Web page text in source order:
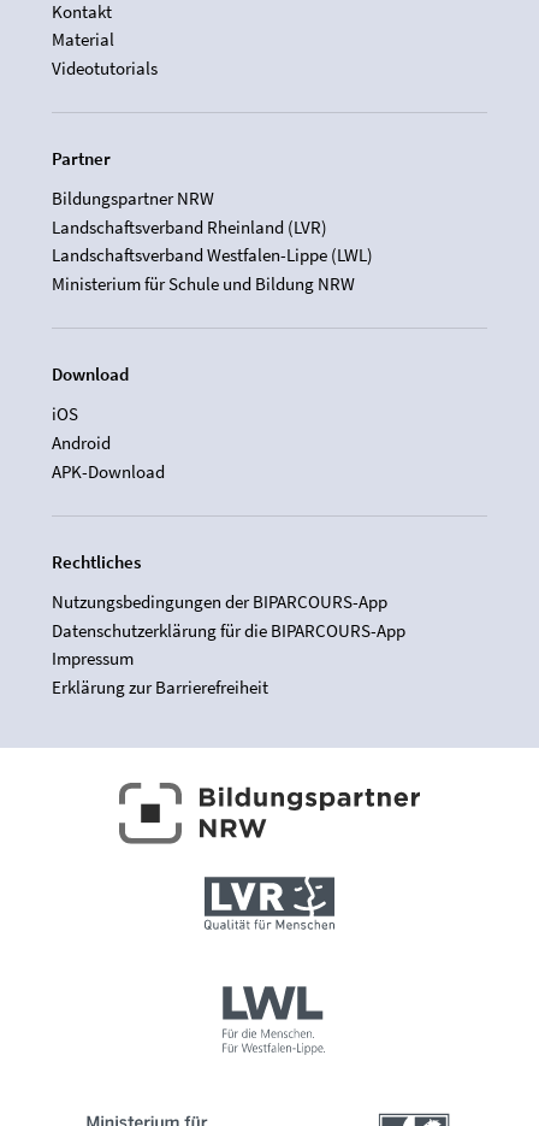
Kontakt
Material
Videotutorials
Partner
Bildungspartner NRW
Landschaftsverband Rheinland (LVR)
Landschaftsverband Westfalen-Lippe (LWL)
Ministerium für Schule und Bildung NRW
Download
iOS
Android
APK-Download
Rechtliches
Nutzungsbedingungen der BIPARCOURS-App
Datenschutzerklärung für die BIPARCOURS-App
Impressum
Erklärung zur Barrierefreiheit